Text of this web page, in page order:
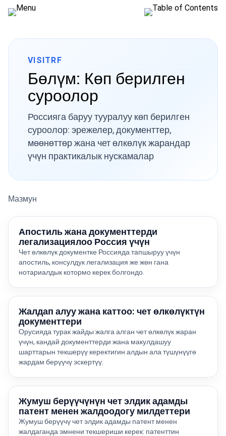
VISITRF
Бөлүм: Көп берилген
суроолор
Россияга баруу тууралуу көп берилген
суроолор: эрежелер, документтер,
мөөнөттөр жана чет өлкөлүк жарандар
үчүн практикалык нускамалар
Мазмун
Апостиль жана документтерди
легализациялоо Россия үчүн
Чет өлкөлүк документке Россияда тапшыруу үчүн
апостиль, консулдук легализация же жөн гана
нотариалдык котормо керек болгондо.
Жалдап алуу жана каттоо: чет өлкөлүктүн
документтери
Орусияда турак жайды жалга алган чет өлкөлүк жаран
үчүн, кандай документтерди жана макулдашуу
шарттарын текшерүү керектигин алдын ала түшүнүүгө
жардам берүүчү эскертүү.
Жумуш берүүчүнүн чет элдик адамды
патент менен жалдоодогу милдеттери
Жумуш берүүчү чет элдик адамды патент менен
жалдаганда эмнени текшериши керек: патенттин